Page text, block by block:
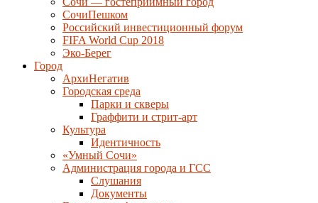
СочиПешком
Российский инвестиционный форум
FIFA World Cup 2018
Эко-Берег
Город
АрхиНегатив
Городская среда
Парки и скверы
Граффити и стрит-арт
Культура
Идентичность
«Умный Сочи»
Администрация города и ГСС
Слушания
Документы